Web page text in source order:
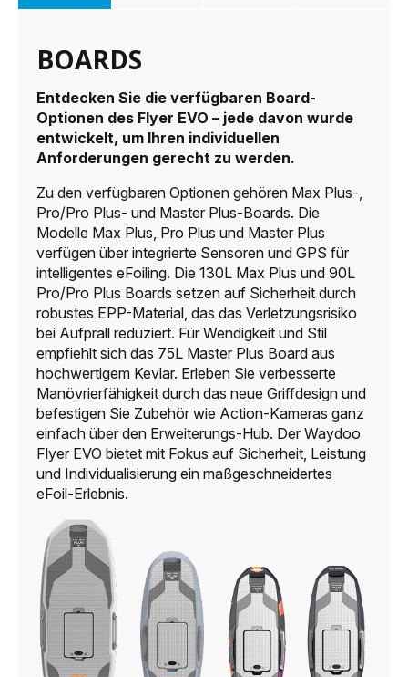
BOARDS
Entdecken Sie die verfügbaren Board-
Optionen des Flyer EVO – jede davon wurde
entwickelt, um Ihren individuellen
Anforderungen gerecht zu werden.
Zu den verfügbaren Optionen gehören Max Plus-,
Pro/Pro Plus- und Master Plus-Boards. Die
Modelle Max Plus, Pro Plus und Master Plus
verfügen über integrierte Sensoren und GPS für
intelligentes eFoiling. Die 130L Max Plus und 90L
Pro/Pro Plus Boards setzen auf Sicherheit durch
robustes EPP-Material, das das Verletzungsrisiko
bei Aufprall reduziert. Für Wendigkeit und Stil
empfiehlt sich das 75L Master Plus Board aus
hochwertigem Kevlar. Erleben Sie verbesserte
Manövrierfähigkeit durch das neue Griffdesign und
befestigen Sie Zubehör wie Action-Kameras ganz
einfach über den Erweiterungs-Hub. Der Waydoo
Flyer EVO bietet mit Fokus auf Sicherheit, Leistung
und Individualisierung ein maßgeschneidertes
eFoil-Erlebnis.